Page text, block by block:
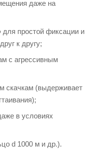
даже на
для простой фиксации и
к другу;
с агрессивным
скачкам (выдерживает
в условиях
d 1000 м и др.).